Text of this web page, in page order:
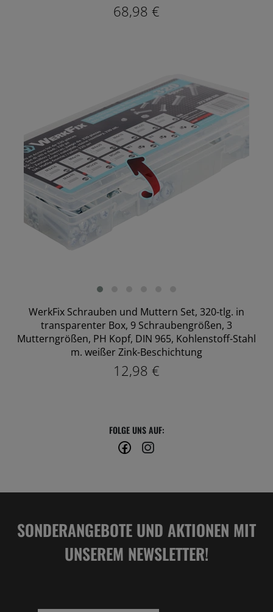
68,98 €
WerkFix Schrauben und Muttern Set, 320-tlg. in
transparenter Box, 9 Schraubengrößen, 3
Mutterngrößen, PH Kopf, DIN 965, Kohlenstoff-Stahl
m. weißer Zink-Beschichtung
12,98 €
FOLGE UNS AUF:
SONDERANGEBOTE UND AKTIONEN MIT
UNSEREM NEWSLETTER!